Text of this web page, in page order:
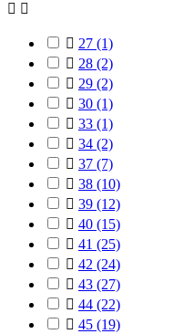
 
 27 (1)
 28 (2)
 29 (2)
 30 (1)
 33 (1)
 34 (2)
 37 (7)
 38 (10)
 39 (12)
 40 (15)
 41 (25)
 42 (24)
 43 (27)
 44 (22)
 45 (19)